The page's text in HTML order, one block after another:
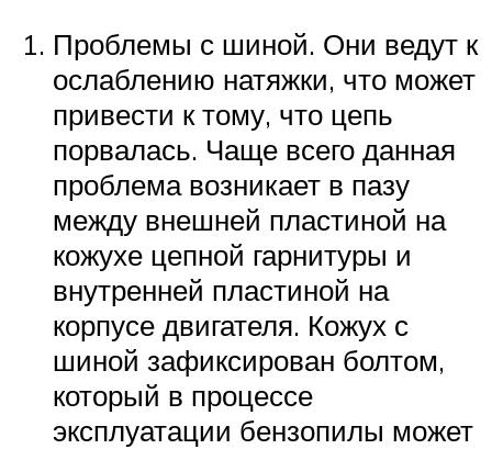
Проблемы с шиной. Они ведут к
ослаблению натяжки, что может
привести к тому, что цепь
порвалась. Чаще всего данная
проблема возникает в пазу
между внешней пластиной на
кожухе цепной гарнитуры и
внутренней пластиной на
корпусе двигателя. Кожух с
шиной зафиксирован болтом,
который в процессе
эксплуатации бензопилы может